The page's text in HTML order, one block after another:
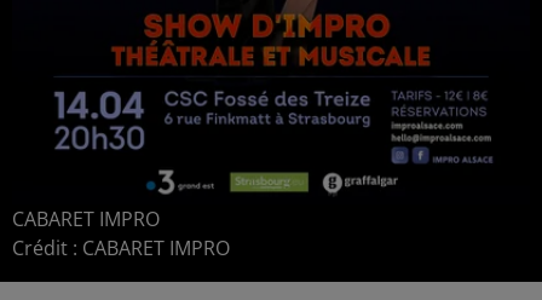
CABARET IMPRO
Crédit : CABARET IMPRO